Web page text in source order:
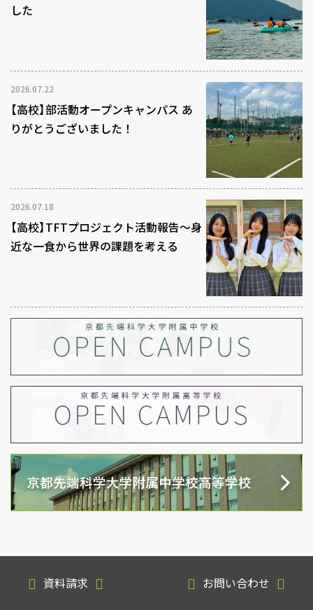
した
2026.07.22
【高校】部活動オープンキャンパス あ
りがとうございました！
2026.07.18
【高校】TFTプロジェクト活動報告～身
近な一食から世界の課題を考える
資料請求 お問い合わせ